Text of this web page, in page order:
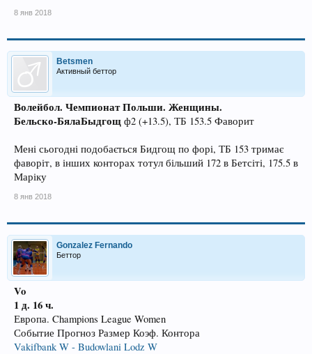
8 янв 2018
Betsmen
Активный беттор
Волейбол. Чемпионат Польши. Женщины.
Бельско-БялаБыдгощ ф2 (+13.5), ТБ 153.5 Фаворит
Мені сьогодні подобається Бидгощ по форі, ТБ 153 тримає
фаворіт, в інших конторах тотул більший 172 в Бетсіті, 175.5 в
Маріку
8 янв 2018
Gonzalez Fernando
Беттор
Vo
1 д. 16 ч.
Европа. Champions League Women
Событие Прогноз Размер Коэф. Контора
Vakifbank W - Budowlani Lodz W